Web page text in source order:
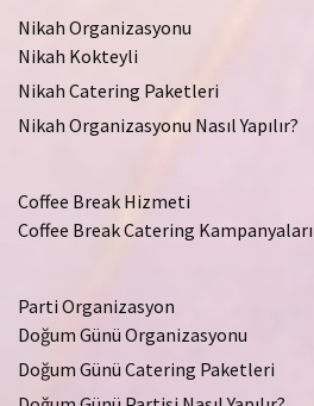
Nikah Organizasyonu
Nikah Kokteyli
Nikah Catering Paketleri
Nikah Organizasyonu Nasıl Yapılır?
Coffee Break Hizmeti
Coffee Break Catering Kampanyaları
Parti Organizasyon
Doğum Günü Organizasyonu
Doğum Günü Catering Paketleri